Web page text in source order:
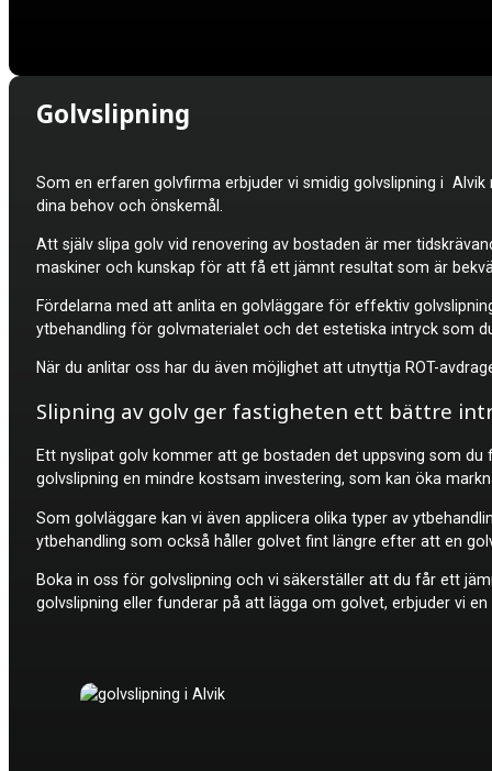
Golvslipning
Som en erfaren golvfirma erbjuder vi smidig golvslipning i Alvik
dina behov och önskemål.
Att själv slipa golv vid renovering av bostaden är mer
maskiner och kunskap för att få ett jämnt resultat som är
Fördelarna med att anlita en golvläggare för effektiv
ytbehandling för golvmaterialet och det estetiska intryck som
När du anlitar oss har du även möjlighet att utnyttja ROT-
Slipning av golv ger fastigheten ett bättre
Ett nyslipat golv kommer att ge bostaden det uppsving som
golvslipning en mindre kostsam investering, som kan öka
Som golvläggare kan vi även applicera olika typer av
ytbehandling som också håller golvet fint längre efter att en
Boka in oss för golvslipning och vi säkerställer att du får ett
golvslipning eller funderar på att lägga om golvet, erbjuder vi